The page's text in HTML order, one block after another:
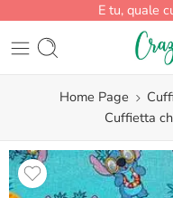
E tu, quale
Home Page
Cuffietta